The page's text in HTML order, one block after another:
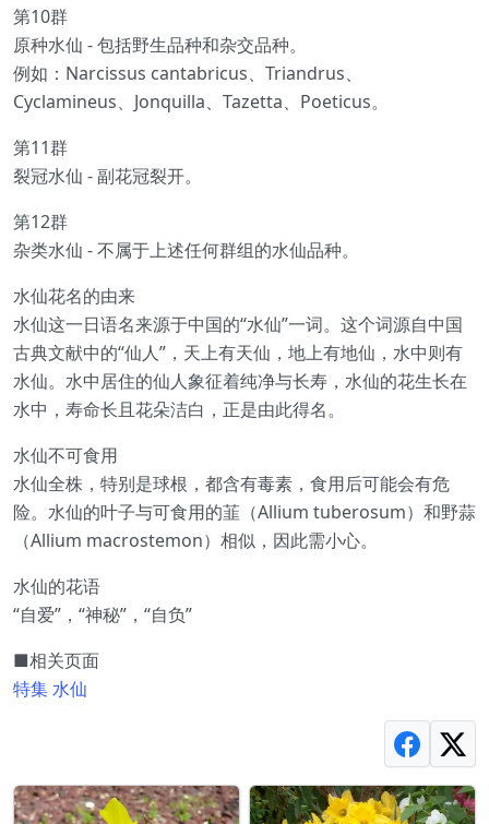
第10群
原种水仙 - 包括野生品种和杂交品种。
例如：Narcissus cantabricus、Triandrus、
Cyclamineus、Jonquilla、Tazetta、Poeticus。
第11群
裂冠水仙 - 副花冠裂开。
第12群
杂类水仙 - 不属于上述任何群组的水仙品种。
水仙花名的由来
水仙这一日语名来源于中国的“水仙”一词。这个词源自中国
古典文献中的“仙人”，天上有天仙，地上有地仙，水中则有
水仙。水中居住的仙人象征着纯净与长寿，水仙的花生长在
水中，寿命长且花朵洁白，正是由此得名。
水仙不可食用
水仙全株，特别是球根，都含有毒素，食用后可能会有危
险。水仙的叶子与可食用的韮（Allium tuberosum）和野蒜
（Allium macrostemon）相似，因此需小心。
水仙的花语
“自爱”，“神秘”，“自负”
■相关页面
特集 水仙